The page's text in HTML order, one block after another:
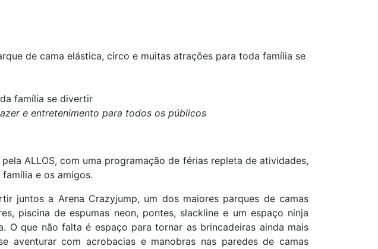
de cama elástica, circo e muitas atrações para toda família se
família se divertir
e entretenimento para todos os públicos
ALLOS, com uma programação de férias repleta de atividades,
e os amigos.
juntos a Arena Crazyjump, um dos maiores parques de camas
piscina de espumas neon, pontes, slackline e um espaço ninja
O que não falta é espaço para tornar as brincadeiras ainda mais
aventurar com acrobacias e manobras nas paredes de camas